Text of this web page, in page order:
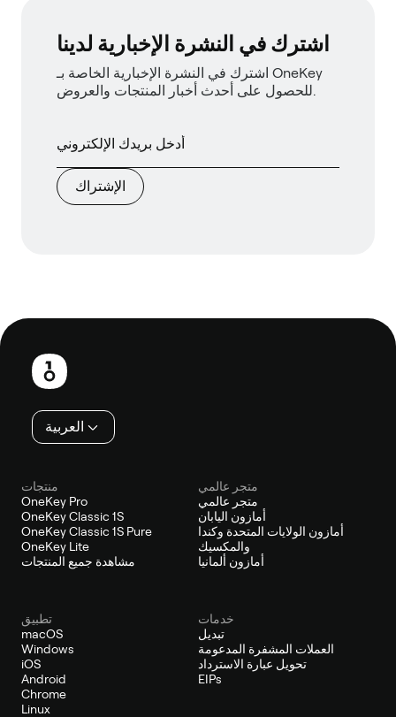
اشترك في النشرة الإخبارية لدينا
اشترك في النشرة الإخبارية الخاصة بـ OneKey
للحصول على أحدث أخبار المنتجات والعروض.
الإشتراك
تذييل
العربية
منتجات
OneKey Pro
OneKey Classic 1S
OneKey Classic 1S Pure
OneKey Lite
مشاهدة جميع المنتجات
متجر عالمي
متجر عالمي
أمازون اليابان
أمازون الولايات المتحدة وكندا
والمكسيك
أمازون ألمانيا
تطبيق
macOS
Windows
iOS
Android
Chrome
Linux
خدمات
تبديل
العملات المشفرة المدعومة
تحويل عبارة الاسترداد
EIPs